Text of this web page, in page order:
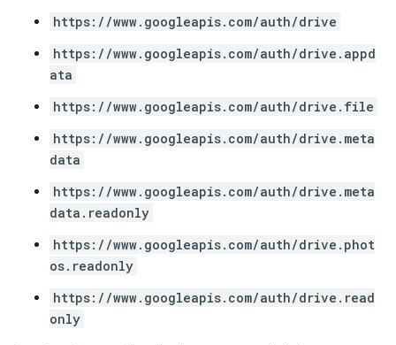
https://www.googleapis.com/auth/drive
https://www.googleapis.com/auth/drive.appd
ata
https://www.googleapis.com/auth/drive.file
https://www.googleapis.com/auth/drive.meta
data
https://www.googleapis.com/auth/drive.meta
data.readonly
https://www.googleapis.com/auth/drive.phot
os.readonly
https://www.googleapis.com/auth/drive.read
only